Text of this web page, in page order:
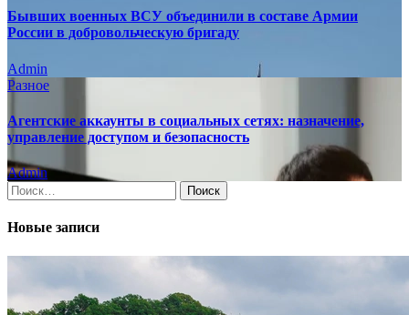
Бывших военных ВСУ объединили в составе Армии
России в добровольческую бригаду
Admin
Разное
Агентские аккаунты в социальных сетях: назначение,
управление доступом и безопасность
Admin
Найти:
Новые записи